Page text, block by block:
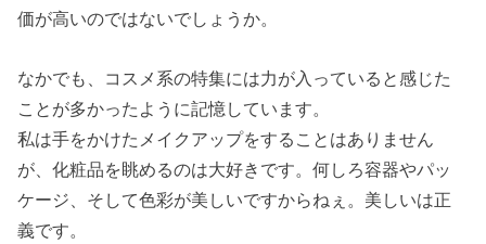
価が高いのではないでしょうか。
なかでも、コスメ系の特集には力が入っていると感じた
ことが多かったように記憶しています。
私は手をかけたメイクアップをすることはありません
が、化粧品を眺めるのは大好きです。何しろ容器やパッ
ケージ、そして色彩が美しいですからねぇ。美しいは正
義です。